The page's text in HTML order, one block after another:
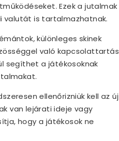
Ezek a jutalmak
valutát is tartalmazhatnak.
különleges skinek
való kapcsolattartás
segíthet a játékosoknak
ellenőrizniük kell az új
van lejárati ideje vagy
hogy a játékosok ne